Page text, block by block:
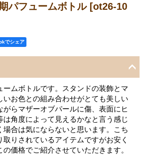
パフュームボトル [ot26-10
でシェア
ームボトルです。スタンドの装飾とマ
いお色との組み合わせがとても美しい
がらマザーオブパールに傷、表面にヒ
は角度によって見えるかなと言う感じ
場合は気にならないと思います。こち
取りされているアイテムですがお安く
価格でご紹介させていただきます。